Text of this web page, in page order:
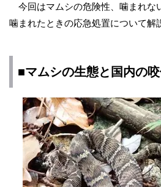
今回はマムシの危険性、噛まれな
噛まれたときの応急処置について解
■マムシの生態と国内の